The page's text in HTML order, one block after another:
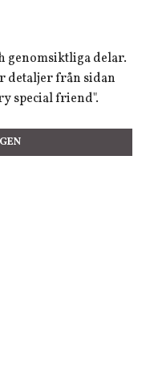
genomsiktliga delar.
detaljer från sidan
special friend".